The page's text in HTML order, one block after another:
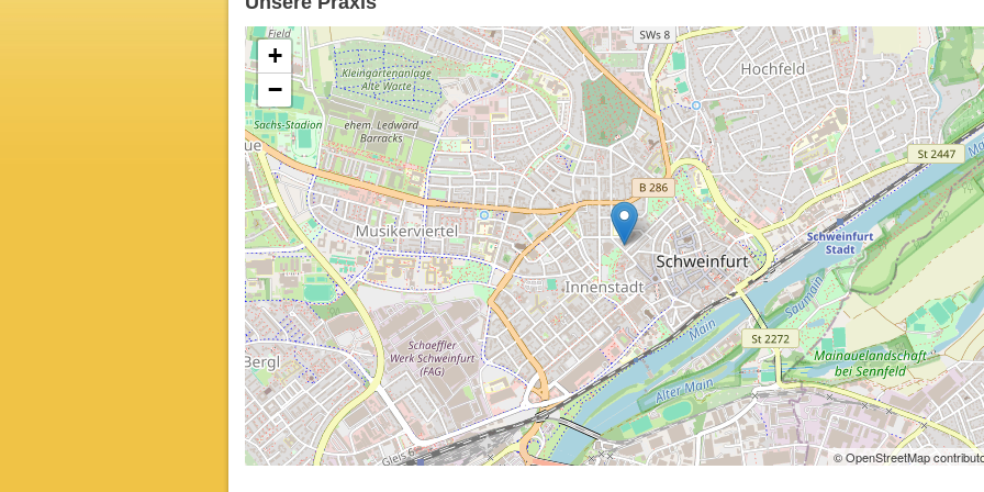
+
−
© OpenStreetMap